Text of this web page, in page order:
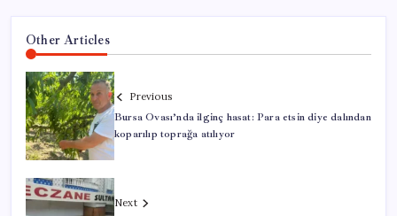
Other Articles
Previous
Bursa Ovası’nda ilginç hasat: Para etsin diye dalından
koparılıp toprağa atılıyor
Next